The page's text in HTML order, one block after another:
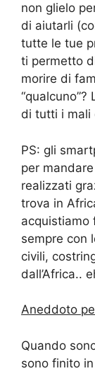
non glielo
di aiutarli
tutte le tue
ti permetto
morire di
di tutti i
PS: gli
per
realizzati
trova in
acquistiamo
sempre con
civili,
dall’Africa..
Aneddoto
Quando
sono finito